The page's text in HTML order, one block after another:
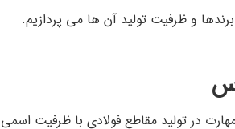
و ظرفیت تولید آن ها می پردازیم.